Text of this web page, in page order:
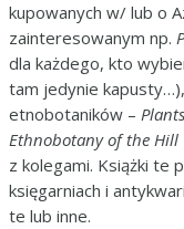
kupowanych w/ lub o
zainteresowanym np.
dla każdego, kto
tam jedynie
etnobotaników –
Ethnobotany of the
z kolegami. Książki te
księgarniach i
te lub inne.